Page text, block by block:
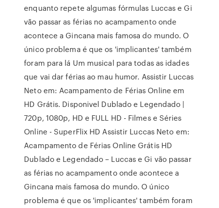
enquanto repete algumas fórmulas Luccas e Gi
vão passar as férias no acampamento onde
acontece a Gincana mais famosa do mundo. O
único problema é que os 'implicantes' também
foram para lá Um musical para todas as idades
que vai dar férias ao mau humor. Assistir Luccas
Neto em: Acampamento de Férias Online em
HD Grátis. Disponivel Dublado e Legendado |
720p, 1080p, HD e FULL HD - Filmes e Séries
Online - SuperFlix HD Assistir Luccas Neto em:
Acampamento de Férias Online Grátis HD
Dublado e Legendado – Luccas e Gi vão passar
as férias no acampamento onde acontece a
Gincana mais famosa do mundo. O único
problema é que os 'implicantes' também foram